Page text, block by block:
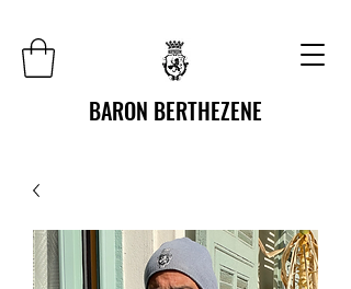
BARON BERTHEZENE